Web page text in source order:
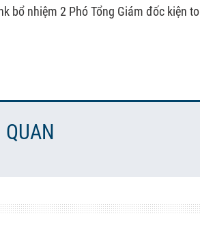
bổ nhiệm 2 Phó Tổng Giám đốc kiện